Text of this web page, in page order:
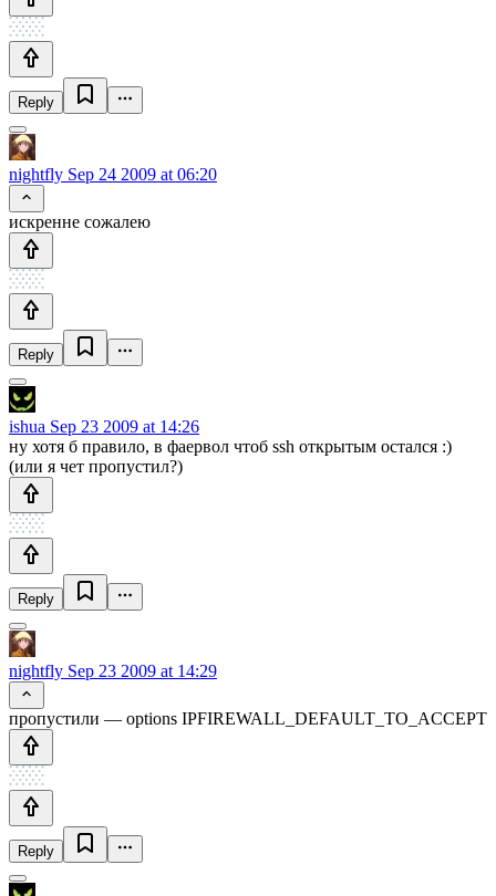
Reply
nightfly Sep 24 2009 at 06:20
искренне сожалею
Reply
ishua Sep 23 2009 at 14:26
ну хотя б правило, в фаервол чтоб ssh открытым остался :)
(или я чет пропустил?)
Reply
nightfly Sep 23 2009 at 14:29
пропустили — options IPFIREWALL_DEFAULT_TO_ACCEPT
Reply